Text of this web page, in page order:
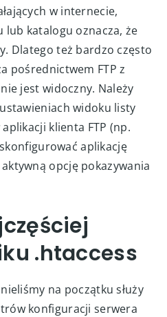
w internecie,
katalogu oznacza, że
Dlatego też bardzo często
pośrednictwem FTP z
jest widoczny. Należy
widoku listy
klienta FTP (np.
aplikację
opcję pokazywania
.htaccess
na początku służy
konfiguracji serwera